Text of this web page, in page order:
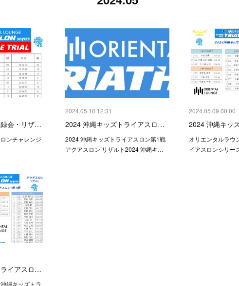
会・リザ…
ンチャレンジ
2024.05.10 12:31
2024 沖縄キッズトライアスロ…
2024 沖縄キッズトライアスロン第1戦
アクアスロン リザルト2024 沖縄キ…
2024.05.09 00:00
2024 沖縄キッ
オリエンタルラウ
イアスロンシリ
イアスロ…
縄キッズトラ